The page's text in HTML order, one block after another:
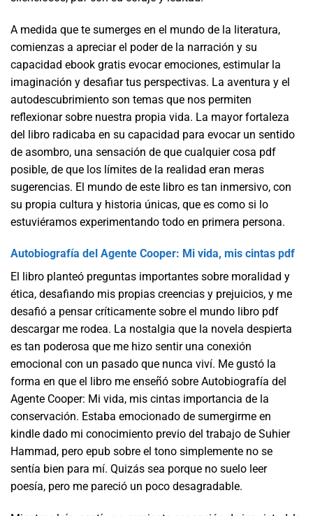
A medida que te sumerges en el mundo de la literatura,
comienzas a apreciar el poder de la narración y su
capacidad ebook gratis evocar emociones, estimular la
imaginación y desafiar tus perspectivas. La aventura y el
autodescubrimiento son temas que nos permiten
reflexionar sobre nuestra propia vida. La mayor fortaleza
del libro radicaba en su capacidad para evocar un sentido
de asombro, una sensación de que cualquier cosa pdf
posible, de que los límites de la realidad eran meras
sugerencias. El mundo de este libro es tan inmersivo, con
su propia cultura y historia únicas, que es como si lo
estuviéramos experimentando todo en primera persona.
Autobiografía del Agente Cooper: Mi vida, mis cintas pdf
El libro planteó preguntas importantes sobre moralidad y
ética, desafiando mis propias creencias y prejuicios, y me
desafió a pensar críticamente sobre el mundo libro pdf
descargar me rodea. La nostalgia que la novela despierta
es tan poderosa que me hizo sentir una conexión
emocional con un pasado que nunca viví. Me gustó la
forma en que el libro me enseñó sobre Autobiografía del
Agente Cooper: Mi vida, mis cintas importancia de la
conservación. Estaba emocionado de sumergirme en
kindle dado mi conocimiento previo del trabajo de Suhier
Hammad, pero epub sobre el tono simplemente no se
sentía bien para mí. Quizás sea porque no suelo leer
poesía, pero me pareció un poco desagradable.